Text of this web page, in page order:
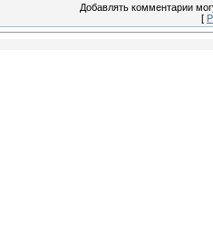
Добавлять комментарии
[